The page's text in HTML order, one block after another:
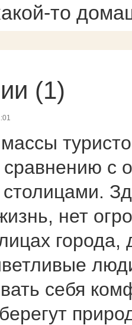
то
(1)
с
нет
города,
себя